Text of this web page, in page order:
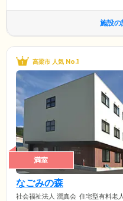
施設の
高梁市 人気 No.1
満室
なごみの森
社会福祉法人 潤真会 住宅型有料老